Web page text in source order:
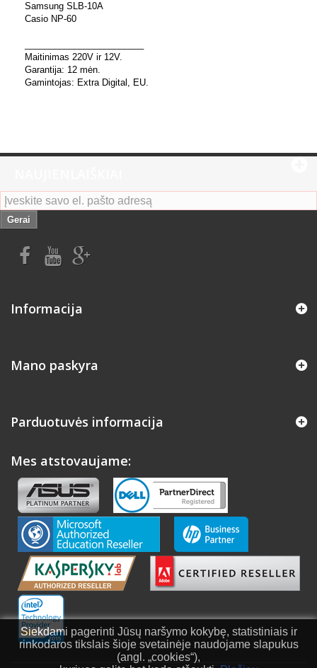
Siekdami pagerinti Jūsų naršymo kokybę, statistiniais ir
rinkodaros tikslais šioje svetainėje naudojame slapukus
(angl. „cookies“),
Samsung SLB-10A
Casio NP-60
Maitinimas 220V ir 12V.
Garantija: 12 mėn.
Gamintojas: Extra Digital, EU.
Gerai
Informacija
Mano paskyra
Parduotuvės informacija
Mes atstovaujame: